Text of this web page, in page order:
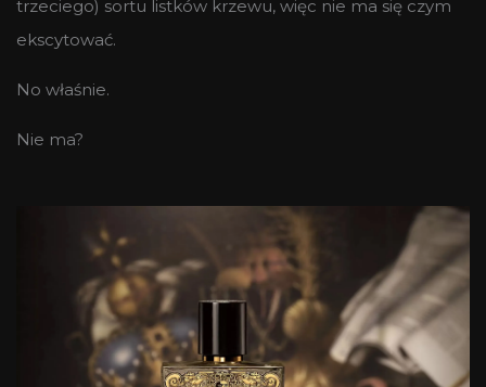
trzeciego) sortu listków krzewu, więc nie ma się czym
ekscytować.
No właśnie.
Nie ma?